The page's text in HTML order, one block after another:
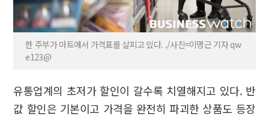
한 주부가 마트에서 가격표를 살피고 있다. ./사진=이명근 기자 qw
e123@
유통업계의 초저가 할인이 갈수록 치열해지고 있다. 반
값 할인은 기본이고 가격을 완전히 파괴한 상품도 등장